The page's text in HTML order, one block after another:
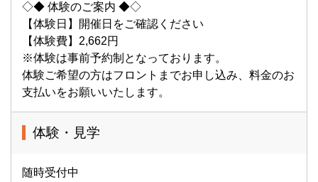
◇◆ 体験のご案内 ◆◇
【体験日】開催日をご確認ください
【体験費】2,662円
※体験は事前予約制となっております。
体験ご希望の方はフロントまでお申し込み、料金のお
支払いをお願いいたします。
体験・見学
随時受付中